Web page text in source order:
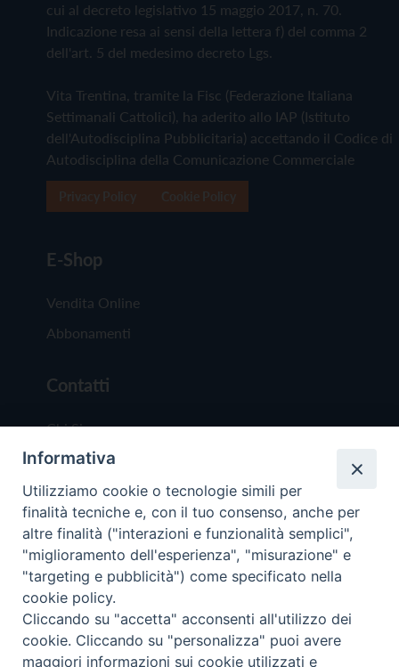
cui al decreto legislativo 15 maggio 2017, n. 70.
Indicazione resa ai sensi della lettera f) del comma 2
dell'art. 5 del medesimo decreto Lgs.
Vita Trentina, tramite la Fisc (Federazione Italiana
Settimanali Cattolici), ha aderito allo IAP (Istituto
dell'Autodisciplina Pubblicitaria) accettando il Codice di
Autodisciplina della Comunicazione Commerciale
E-Shop
Vendita Online
Abbonamenti
Contatti
Chi Siamo
Redazione
Scrivici
Copyright © 2019 - Tutti i diritti riservati - Vita
Trentina Editrice
Informativa
Utilizziamo cookie o tecnologie simili per
finalità tecniche e, con il tuo consenso, anche per
altre finalità ("interazioni e funzionalità semplici",
"miglioramento dell'esperienza", "misurazione" e
"targeting e pubblicità") come specificato nella
cookie policy.
Cliccando su "accetta" acconsenti all'utilizzo dei
cookie. Cliccando su "personalizza" puoi avere
maggiori informazioni sui cookie utilizzati e